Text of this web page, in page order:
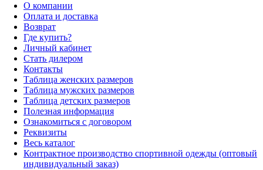
О компании
Оплата и доставка
Возврат
Где купить?
Личный кабинет
Стать дилером
Контакты
Таблица женских размеров
Таблица мужских размеров
Таблица детских размеров
Полезная информация
Ознакомиться с договором
Реквизиты
Весь каталог
Контрактное производство спортивной одежды (оптовый
индивидуальный заказ)